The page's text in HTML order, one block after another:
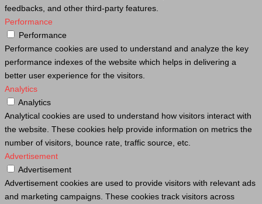
feedbacks, and other third-party features.
Performance
Performance
Performance cookies are used to understand and analyze the key
performance indexes of the website which helps in delivering a
better user experience for the visitors.
Analytics
Analytics
Analytical cookies are used to understand how visitors interact with
the website. These cookies help provide information on metrics the
number of visitors, bounce rate, traffic source, etc.
Advertisement
Advertisement
Advertisement cookies are used to provide visitors with relevant ads
and marketing campaigns. These cookies track visitors across